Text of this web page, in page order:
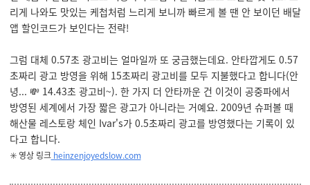
리게 나와도 맛있는 케첩처럼 느리게 보니까 빠르게 볼 땐 안 보이던 배달
앱 할인코드가 보인다는 전략!
그럼 대체 0.57초 광고비는 얼마일까 또 궁금했는데요. 안타깝게도 0.57
초짜리 광고 방영을 위해 15초짜리 광고비를 모두 지불했다고 합니다(안
녕... 💸 14.43초 광고비~). 한 가지 더 안타까운 건 이것이 공중파에서
방영된 세계에서 가장 짧은 광고가 아니라는 거예요. 2009년 슈퍼볼 때
해산물 레스토랑 체인 Ivar's가 0.5초짜리 광고를 방영했다는 기록이 있
다고 합니다.
✳️ 영상 링크heinzenjoyedslow.com